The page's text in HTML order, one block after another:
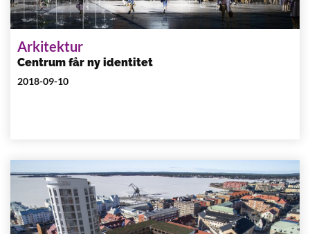
Arkitektur
Centrum får ny identitet
2018-09-10